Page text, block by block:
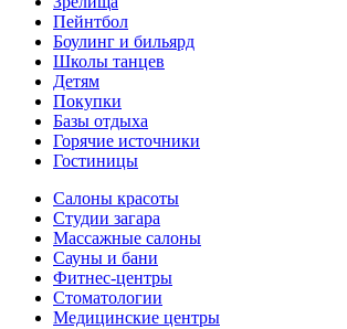
Пейнтбол
Боулинг и бильярд
Школы танцев
Детям
Покупки
Базы отдыха
Горячие источники
Гостиницы
Салоны красоты
Студии загара
Массажные салоны
Сауны и бани
Фитнес-центры
Стоматологии
Медицинские центры